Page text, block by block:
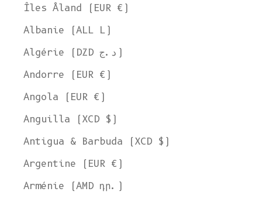
Îles Åland (EUR €)
Albanie (ALL L)
Algérie (DZD د.ج)
Andorre (EUR €)
Angola (EUR €)
Anguilla (XCD $)
Antigua & Barbuda (XCD $)
Argentine (EUR €)
Arménie (AMD դր.)